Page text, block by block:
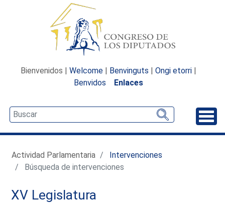
Bienvenidos | Welcome | Benvinguts | Ongi etorri |
Benvidos
Enlaces
Actividad Parlamentaria
Intervenciones
Búsqueda de intervenciones
XV Legislatura